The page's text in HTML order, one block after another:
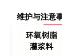
维护与注意